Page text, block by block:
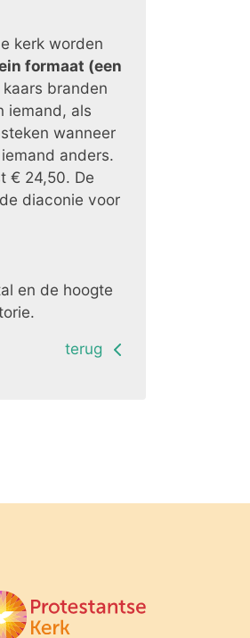
kerk worden
formaat (een
branden
iemand, als
wanneer
anders.
€ 24,50. De
diaconie voor
en de hoogte
terug